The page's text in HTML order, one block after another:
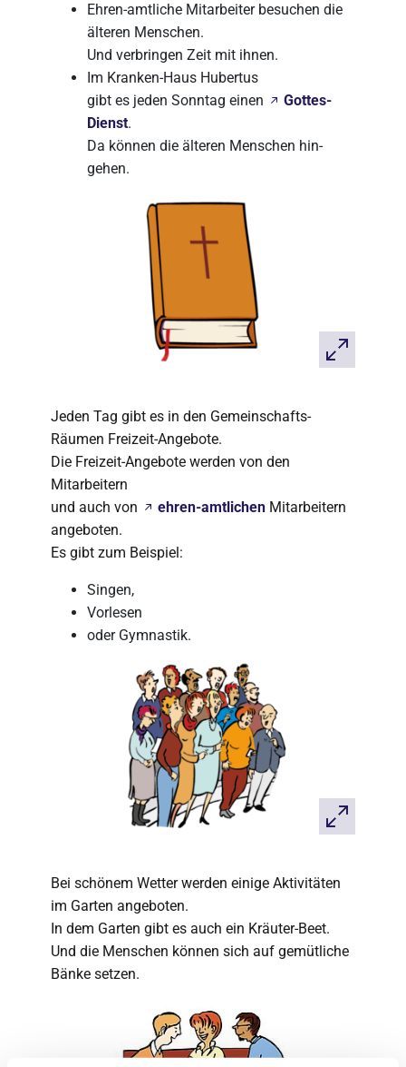
Ehren-amtliche Mitarbeiter besuchen die
älteren Menschen.
Und verbringen Zeit mit ihnen.
Im Kranken-Haus Hubertus
gibt es jeden Sonntag einen
Gottes-
Dienst.
Da können die älteren Menschen hin-
gehen.
Jeden Tag gibt es in den Gemeinschafts-
Räumen Freizeit-Angebote.
Die Freizeit-Angebote werden von den
Mitarbeitern
und auch von
ehren-amtlichen Mitarbeitern
angeboten.
Es gibt zum Beispiel:
Singen,
Vorlesen
oder Gymnastik.
Bei schönem Wetter werden einige Aktivitäten
im Garten angeboten.
In dem Garten gibt es auch ein Kräuter-Beet.
Und die Menschen können sich auf gemütliche
Bänke setzen.